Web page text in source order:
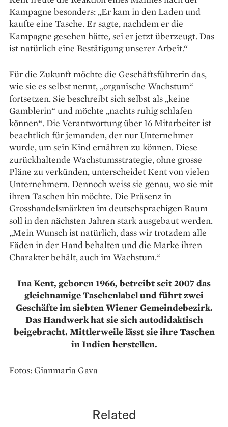
Kampagne besonders: „Er kam in den Laden und
kaufte eine Tasche. Er sagte, nachdem er die
Kampagne gesehen hätte, sei er jetzt überzeugt. Das
ist natürlich eine Bestätigung unserer Arbeit.“
Für die Zukunft möchte die Geschäftsführerin das,
wie sie es selbst nennt, „organische Wachstum“
fortsetzen. Sie beschreibt sich selbst als „keine
Gamblerin“ und möchte „nachts ruhig schlafen
können“. Die Verantwortung über 16 Mitarbeiter ist
beachtlich für jemanden, der nur Unternehmer
wurde, um sein Kind ernähren zu können. Diese
zurückhaltende Wachstumsstrategie, ohne grosse
Pläne zu verkünden, unterscheidet Kent von vielen
Unternehmern. Dennoch weiss sie genau, wo sie mit
ihren Taschen hin möchte. Die Präsenz in
Grosshandelsmärkten im deutschsprachigen Raum
soll in den nächsten Jahren stark ausgebaut werden.
„Mein Wunsch ist natürlich, dass wir trotzdem alle
Fäden in der Hand behalten und die Marke ihren
Charakter behält, auch im Wachstum.“
Ina Kent, geboren 1966, betreibt seit 2007 das
gleichnamige Taschenlabel und führt zwei
Geschäfte im siebten Wiener Gemeindebezirk.
Das Handwerk hat sie sich autodidaktisch
beigebracht. Mittlerweile lässt sie ihre Taschen
in Indien herstellen.
Fotos: Gianmaria Gava
Related